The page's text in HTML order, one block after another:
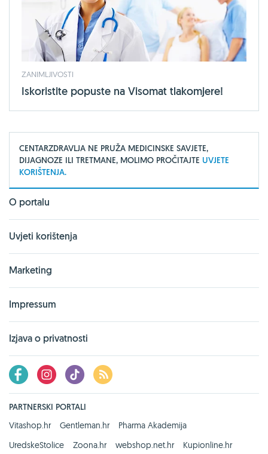
ZANIMLJIVOSTI
Iskoristite popuste na Visomat tlakomjere!
CENTARZDRAVLJA NE PRUŽA MEDICINSKE SAVJETE,
DIJAGNOZE ILI TRETMANE, MOLIMO PROČITAJTE UVJETE
KORIŠTENJA.
O portalu
Uvjeti korištenja
Marketing
Impressum
Izjava o privatnosti
PARTNERSKI PORTALI
Vitashop.hr
Gentleman.hr
Pharma Akademija
UredskeStolice
Zoona.hr webshop.net.hr Kupionline.hr